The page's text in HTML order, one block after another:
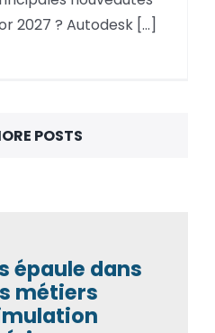
Nouveautés
2027 ? Autodesk [...]
POSTS
épaule dans
métiers